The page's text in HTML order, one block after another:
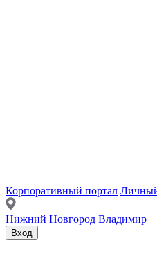
Корпоративный портал
Нижний Новгород Владимир
Вход